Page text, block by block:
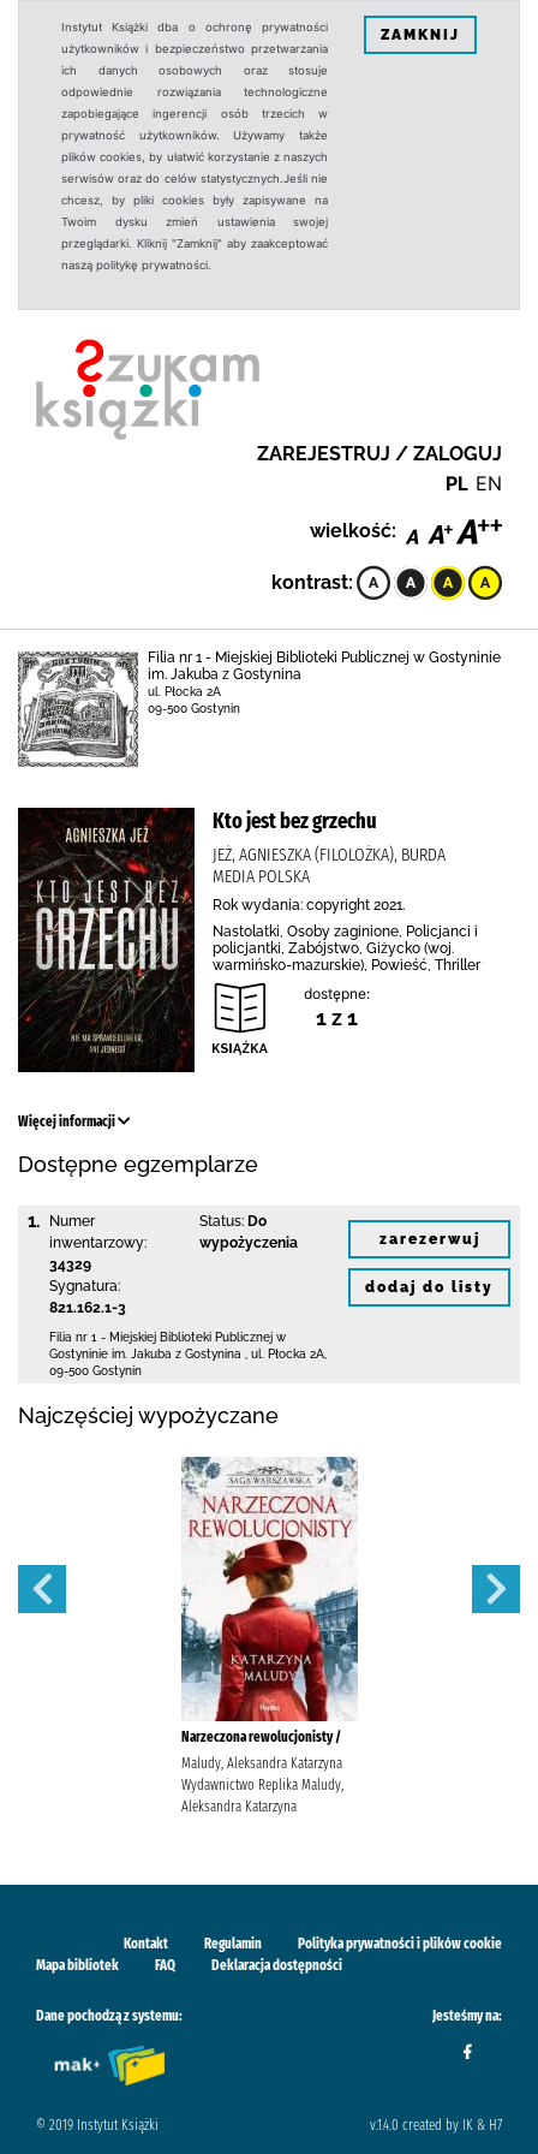
Instytut Książki dba o ochronę prywatności
użytkowników i bezpieczeństwo przetwarzania
ich danych osobowych oraz stosuje
odpowiednie rozwiązania technologiczne
zapobiegające ingerencji osób trzecich w
prywatność użytkowników. Używamy także
plików cookies, by ułatwić korzystanie z naszych
serwisów oraz do celów statystycznych.Jeśli nie
chcesz, by pliki cookies były zapisywane na
Twoim dysku zmień ustawienia swojej
przeglądarki. Kliknij "Zamknij" aby zaakceptować
naszą politykę prywatności.
ZAMKNIJ
ZAREJESTRUJ / ZALOGUJ
PL EN
wielkość:
kontrast:
Filia nr 1 - Miejskiej Biblioteki Publicznej w Gostyninie
im. Jakuba z Gostynina
ul. Płocka 2A
09-500 Gostynin
Kto jest bez grzechu
JEŻ, AGNIESZKA (FILOLOŻKA), BURDA
MEDIA POLSKA
Rok wydania: copyright 2021.
Nastolatki, Osoby zaginione, Policjanci i
policjantki, Zabójstwo, Giżycko (woj.
warmińsko-mazurskie), Powieść, Thriller
dostępne:
1 z 1
Więcej informacji
Dostępne egzemplarze
1.
Numer
inwentarzowy:
34329
Sygnatura:
821.162.1-3
Status: Do
wypożyczenia
Filia nr 1 - Miejskiej Biblioteki Publicznej w
Gostyninie im. Jakuba z Gostynina
ul. Płocka 2A
09-500 Gostynin
zarezerwuj
dodaj do listy
Najczęściej wypożyczane
Narzeczona rewolucjonisty /
Maludy, Aleksandra Katarzyna
Wydawnictwo Replika Maludy,
Aleksandra Katarzyna
Kontakt Regulamin
Polityka prywatności i plików cookie
Mapa bibliotek
FAQ Deklaracja dostępności
Dane pochodzą z systemu: Jesteśmy na:
© 2019 Instytut Książki v.1.4.0 created by IK & H7